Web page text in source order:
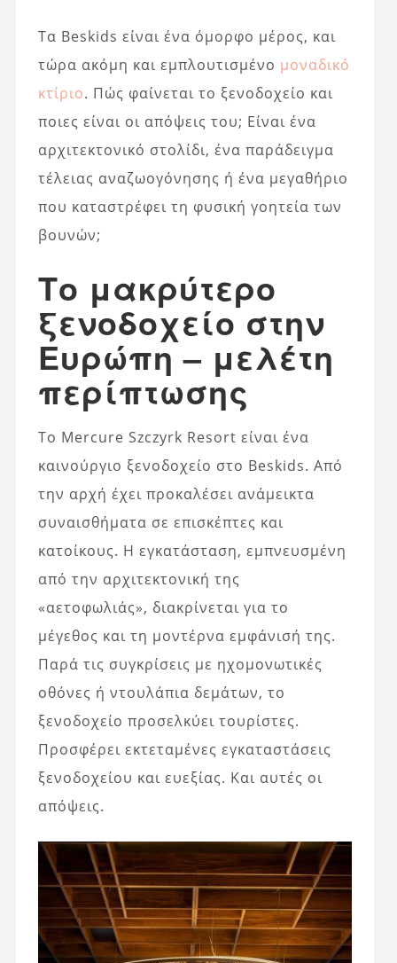
Τα Beskids είναι ένα όμορφο μέρος, και
τώρα ακόμη και εμπλουτισμένο μοναδικό
κτίριο. Πώς φαίνεται το ξενοδοχείο και
ποιες είναι οι απόψεις του; Είναι ένα
αρχιτεκτονικό στολίδι, ένα παράδειγμα
τέλειας αναζωογόνησης ή ένα μεγαθήριο
που καταστρέφει τη φυσική γοητεία των
βουνών;
Το μακρύτερο
ξενοδοχείο στην
Ευρώπη – μελέτη
περίπτωσης
Το Mercure Szczyrk Resort είναι ένα
καινούργιο ξενοδοχείο στο Beskids. Από
την αρχή έχει προκαλέσει ανάμεικτα
συναισθήματα σε επισκέπτες και
κατοίκους. Η εγκατάσταση, εμπνευσμένη
από την αρχιτεκτονική της
«αετοφωλιάς», διακρίνεται για το
μέγεθος και τη μοντέρνα εμφάνισή της.
Παρά τις συγκρίσεις με ηχομονωτικές
οθόνες ή ντουλάπια δεμάτων, το
ξενοδοχείο προσελκύει τουρίστες.
Προσφέρει εκτεταμένες εγκαταστάσεις
ξενοδοχείου και ευεξίας. Και αυτές οι
απόψεις.